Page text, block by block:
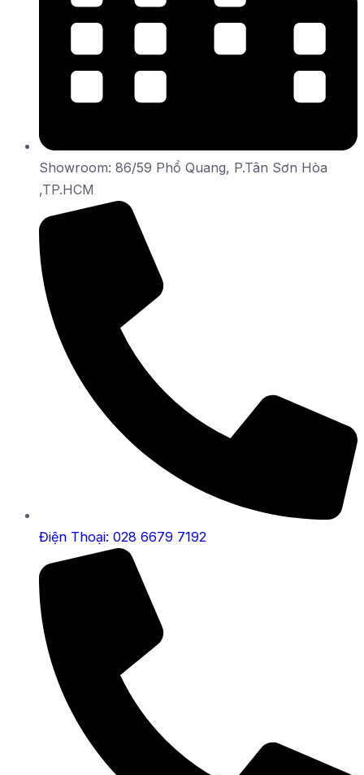
Showroom: 86/59 Phổ Quang, P.Tân Sơn Hòa
,TP.HCM
Điện Thoại: 028 6679 7192